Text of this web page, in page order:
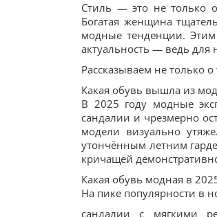
Стиль — это не только
Богатая женщина
модные тенденции.
актуальность — ведь для
Рассказываем не только
Какая обувь вышла из
В 2025 году модные
сандалии и чрезмерно
модели визуально
утончённым летним
кричащей
Какая обувь модная в
На пике популярности в
сандалии с мягкими